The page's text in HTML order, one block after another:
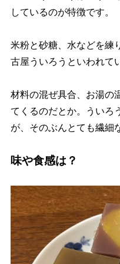
しているのが特徴です。
米粉と砂糖、水などを練
古屋ういろうといわれて
材料の混ぜ具合、お湯の
てくるのだとか。ういろ
が、そのぶんとても繊細
味や食感は？